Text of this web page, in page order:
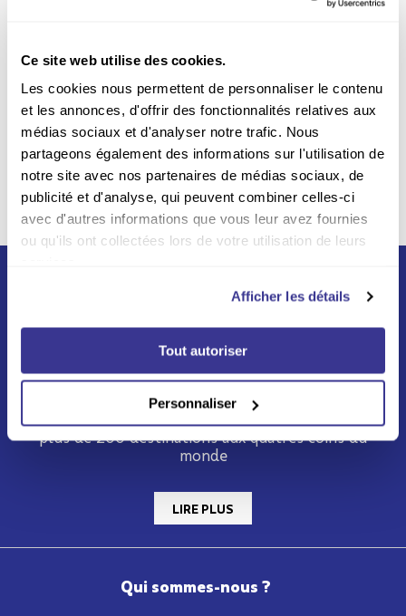
Ce site web utilise des cookies.
Les cookies nous permettent de personnaliser le contenu
et les annonces, d'offrir des fonctionnalités relatives aux
médias sociaux et d'analyser notre trafic. Nous
partageons également des informations sur l'utilisation de
notre site avec nos partenaires de médias sociaux, de
publicité et d'analyse, qui peuvent combiner celles-ci
avec d'autres informations que vous leur avez fournies
ou qu'ils ont collectées lors de votre utilisation de leurs
Afficher les détails
Tout autoriser
Personnaliser
Livraison incluse
Par la poste sur tout le
territoire belge
Né du partenariat entre La Poste et Swiss Post en
2012, Asendia s'appuie sur un réseau mondial vers
plus de 200 destinations aux quatres coins du
monde
LIRE PLUS
Qui sommes-nous ?